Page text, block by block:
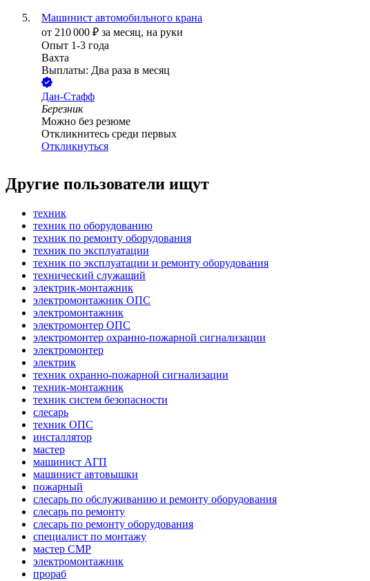
Машинист автомобильного крана
от 210 000 ₽ за месяц, на руки
Опыт 1-3 года
Вахта
Выплаты: Два раза в месяц
Дан-Стафф
Березник
Можно без резюме
Откликнитесь среди первых
Откликнуться
Другие пользователи ищут
техник
техник по оборудованию
техник по ремонту оборудования
техник по эксплуатации
техник по эксплуатации и ремонту оборудования
технический служащий
электрик-монтажник
электромонтажник ОПС
электромонтажник
электромонтер ОПС
электромонтер охранно-пожарной сигнализации
электромонтер
электрик
техник охранно-пожарной сигнализации
техник-монтажник
техник систем безопасности
слесарь
техник ОПС
инсталлятор
мастер
машинист АГП
машинист автовышки
пожарный
слесарь по обслуживанию и ремонту оборудования
слесарь по ремонту
слесарь по ремонту оборудования
специалист по монтажу
мастер СМР
электромонтажник
прораб